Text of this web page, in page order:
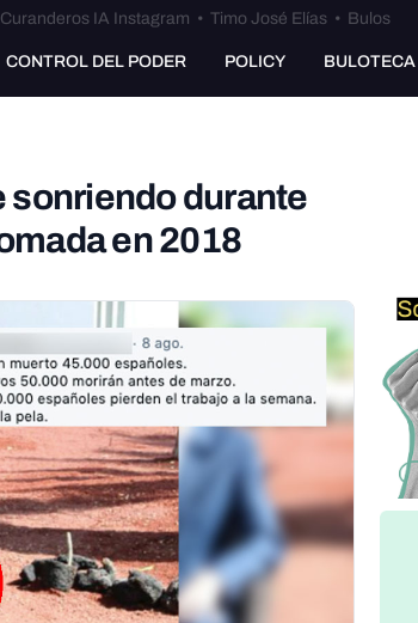
Curanderos IA Instagram • Timo José Elías• Bulos
CONTROL DEL PODER POLICY BULOTECA
sonriendo durante
en 2018